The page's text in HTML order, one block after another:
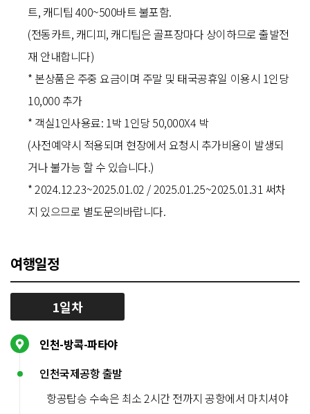
트, 캐디팁 400~500바트 불포함.
(전동카트, 캐디피, 캐디팁은 골프장마다 상이하므로 출발전
재 안내합니다)
* 본상품은 주중 요금이며 주말 및 태국공휴일 이용시 1인당
10,000 추가
* 객실1인사용료: 1박 1인당 50,000X4 박
(사전예약시 적용되며 현장에서 요청시 추가비용이 발생되
거나 불가능 할 수 있습니다.)
* 2024.12.23~2025.01.02 / 2025.01.25~2025.01.31 써차
지 있으므로 별도문의바랍니다.
여행일정
1일차
인천-방콕-파타야
인천국제공항 출발
항공탑승 수속은 최소 2시간 전까지 공항에서 마치셔야